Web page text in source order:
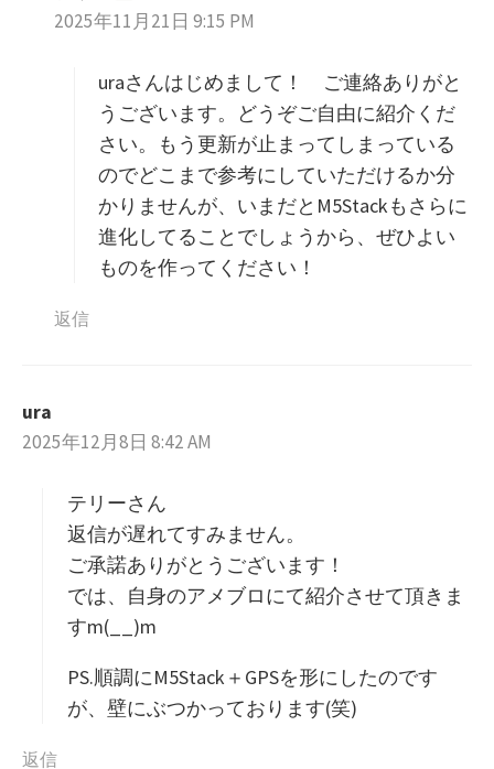
り
2025年11月21日 9:15 PM
uraさんはじめまして！ ご連絡ありがと
うございます。どうぞご自由に紹介くだ
さい。もう更新が止まってしまっている
のでどこまで参考にしていただけるか分
かりませんが、いまだとM5Stackもさらに
進化してることでしょうから、ぜひよい
ものを作ってください！
返信
ura
り
2025年12月8日 8:42 AM
テリーさん
返信が遅れてすみません。
ご承諾ありがとうございます！
では、自身のアメブロにて紹介させて頂きま
すm(__)m
PS.順調にM5Stack＋GPSを形にしたのです
が、壁にぶつかっております(笑)
返信